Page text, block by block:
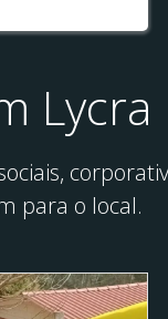
Lycra
para o local.